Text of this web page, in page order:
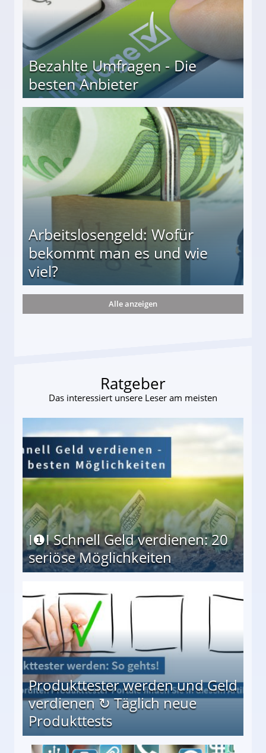
Bezahlte Umfragen - Die
besten Anbieter
Arbeitslosengeld: Wofür
bekommt man es und wie
viel?
und wie viel?
Alle anzeigen
Ratgeber
Das interessiert unsere Leser am meisten
I❶I Schnell Geld verdienen: 20
seriöse Möglichkeiten
Produkttester werden und Geld
verdienen ↻ Täglich neue
Produkttests
↻ Täglich neue Produkttests